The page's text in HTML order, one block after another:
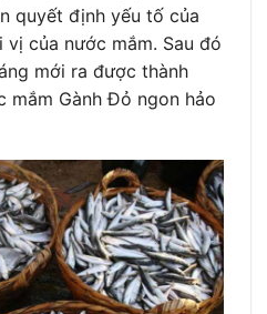
quyết định yếu tố của
của nước mắm. Sau đó
mới ra được thành
mắm Gành Đỏ ngon hảo